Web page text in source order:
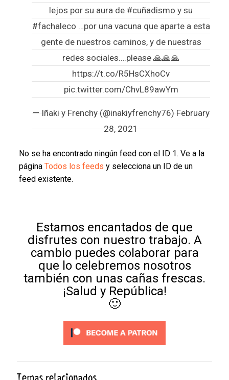
lejos por su aura de #cuñadismo y su
#fachaleco …por una vacuna que aparte a esta
gente de nuestros caminos, y de nuestras
redes sociales….please 🙏🙏🙏
https://t.co/R5HsCXhoCv
pic.twitter.com/ChvL89awYm
— Iñaki y Frenchy (@inakiyfrenchy76)February
28, 2021
No se ha encontrado ningún feed con el ID 1. Ve a la
página Todos los feeds y selecciona un ID de un
feed existente.
Estamos encantados de que
disfrutes con nuestro trabajo. A
cambio puedes colaborar para
que lo celebremos nosotros
también con unas cañas frescas.
¡Salud y República!
🙂